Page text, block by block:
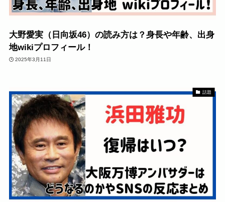
大野愛実（日向坂46）の読み方は？身長や年齢、出身
地wikiプロフィール！
2025年3月11日
話題